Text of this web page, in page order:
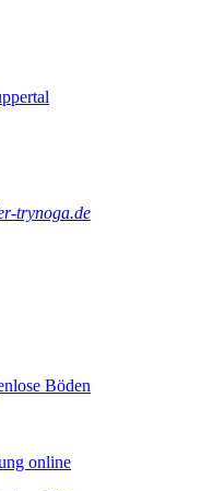
trynoga.de
Böden
online